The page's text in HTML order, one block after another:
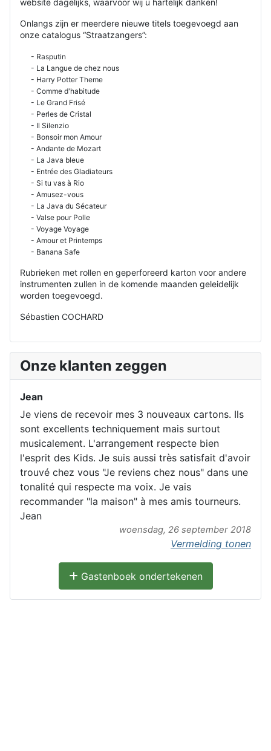
website dagelijks, waarvoor wij u hartelijk danken!
Onlangs zijn er meerdere nieuwe titels toegevoegd aan
onze catalogus “Straatzangers”:
- Rasputin
- La Langue de chez nous
- Harry Potter Theme
- Comme d'habitude
- Le Grand Frisé
- Perles de Cristal
- Il Silenzio
- Bonsoir mon Amour
- Andante de Mozart
- La Java bleue
- Entrée des Gladiateurs
- Si tu vas à Rio
- Amusez-vous
- La Java du Sécateur
- Valse pour Polle
- Voyage Voyage
- Amour et Printemps
- Banana Safe
Rubrieken met rollen en geperforeerd karton voor andere
instrumenten zullen in de komende maanden geleidelijk
worden toegevoegd.
Sébastien COCHARD
Onze klanten zeggen
Jean
Je viens de recevoir mes 3 nouveaux cartons. Ils
sont excellents techniquement mais surtout
musicalement. L'arrangement respecte bien
l'esprit des Kids. Je suis aussi très satisfait d'avoir
trouvé chez vous "Je reviens chez nous" dans une
tonalité qui respecte ma voix. Je vais
recommander "la maison" à mes amis tourneurs.
Jean
woensdag, 26 september 2018
Vermelding tonen
Gastenboek ondertekenen